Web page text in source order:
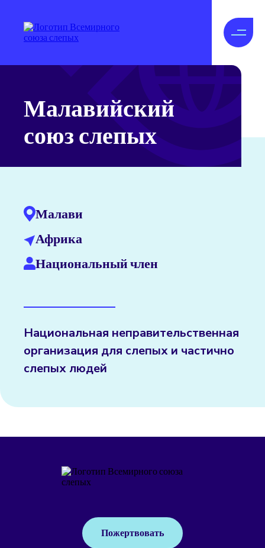
Малавийский
союз слепых
Малави
Африка
Национальный член
Национальная неправительственная
организация для слепых и частично
слепых людей
Пожертвовать